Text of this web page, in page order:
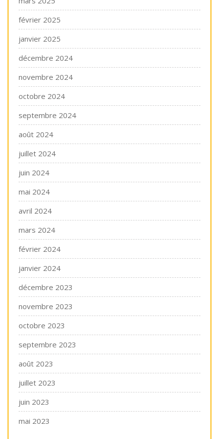
février 2025
janvier 2025
décembre 2024
novembre 2024
octobre 2024
septembre 2024
août 2024
juillet 2024
juin 2024
mai 2024
avril 2024
mars 2024
février 2024
janvier 2024
décembre 2023
novembre 2023
octobre 2023
septembre 2023
août 2023
juillet 2023
juin 2023
mai 2023